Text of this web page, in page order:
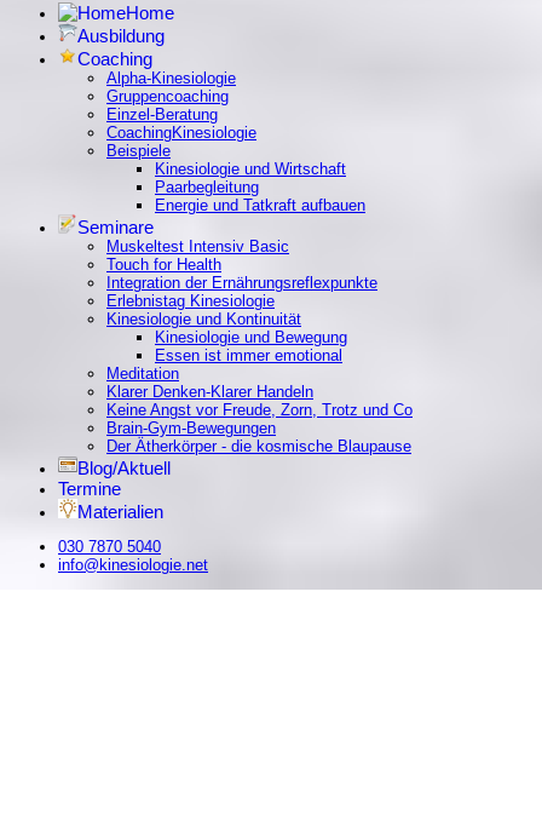
Home
Ausbildung
Coaching
Alpha-Kinesiologie
Gruppencoaching
Einzel-Beratung
CoachingKinesiologie
Beispiele
Kinesiologie und Wirtschaft
Paarbegleitung
Energie und Tatkraft aufbauen
Seminare
Muskeltest Intensiv Basic
Touch for Health
Integration der Ernährungsreflexpunkte
Erlebnistag Kinesiologie
Kinesiologie und Kontinuität
Kinesiologie und Bewegung
Essen ist immer emotional
Meditation
Klarer Denken-Klarer Handeln
Keine Angst vor Freude, Zorn, Trotz und Co
Brain-Gym-Bewegungen
Der Ätherkörper - die kosmische Blaupause
Blog/Aktuell
Termine
Materialien
030 7870 5040
info@kinesiologie.net